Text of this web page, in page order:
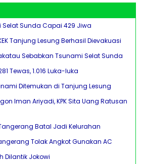
Selat Sunda Capai 429 Jiwa
Tanjung Lesung Berhasil Dievakuasi
Sebabkan Tsunami Selat Sunda
Tewas, 1.016 Luka-luka
Ditemukan di Tanjung Lesung
Iman Ariyadi, KPK Sita Uang Ratusan
Batal Jadi Kelurahan
Tolak Angkot Gunakan AC
Dilantik Jokowi